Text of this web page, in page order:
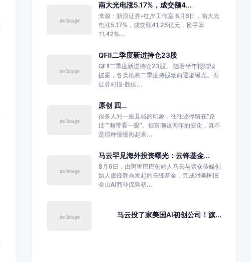
南大光电涨5.17%，成交额4...
来源：新浪证券-红岸工作室 8月6日，南大光
电涨5.17%，成交额41.25亿元，换手率
11.42%...
QFII二季度新进持仓23股
QFII二季度新进持仓23股。 随着半年报陆续
披露，各类机构二季度持股动向逐渐曝光。据
证券时报·数据...
原创 四...
很多人对一座县城的印象，往往还停留在“路
过”“顺带看一眼”。但富顺这两年的变化，真不
是那种慢慢热起来...
马云罕见海外投资曝光：云锋基金...
8月6日，由阿里巴巴创始人马云与聚众传媒创
始人虞锋联合发起的云锋基金，完成对美国旧
金山AI商业保险初...
马云投了家美国AI初创公司！旗...